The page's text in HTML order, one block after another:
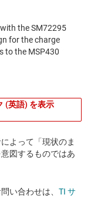
(英語) を表示
よって「現状のま
図するものではあ
い合わせは、 TI サ